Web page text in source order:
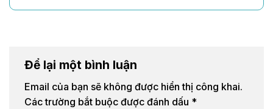
Để lại một bình luận
Email của bạn sẽ không được hiển thị công khai.
Các trường bắt buộc được đánh dấu *